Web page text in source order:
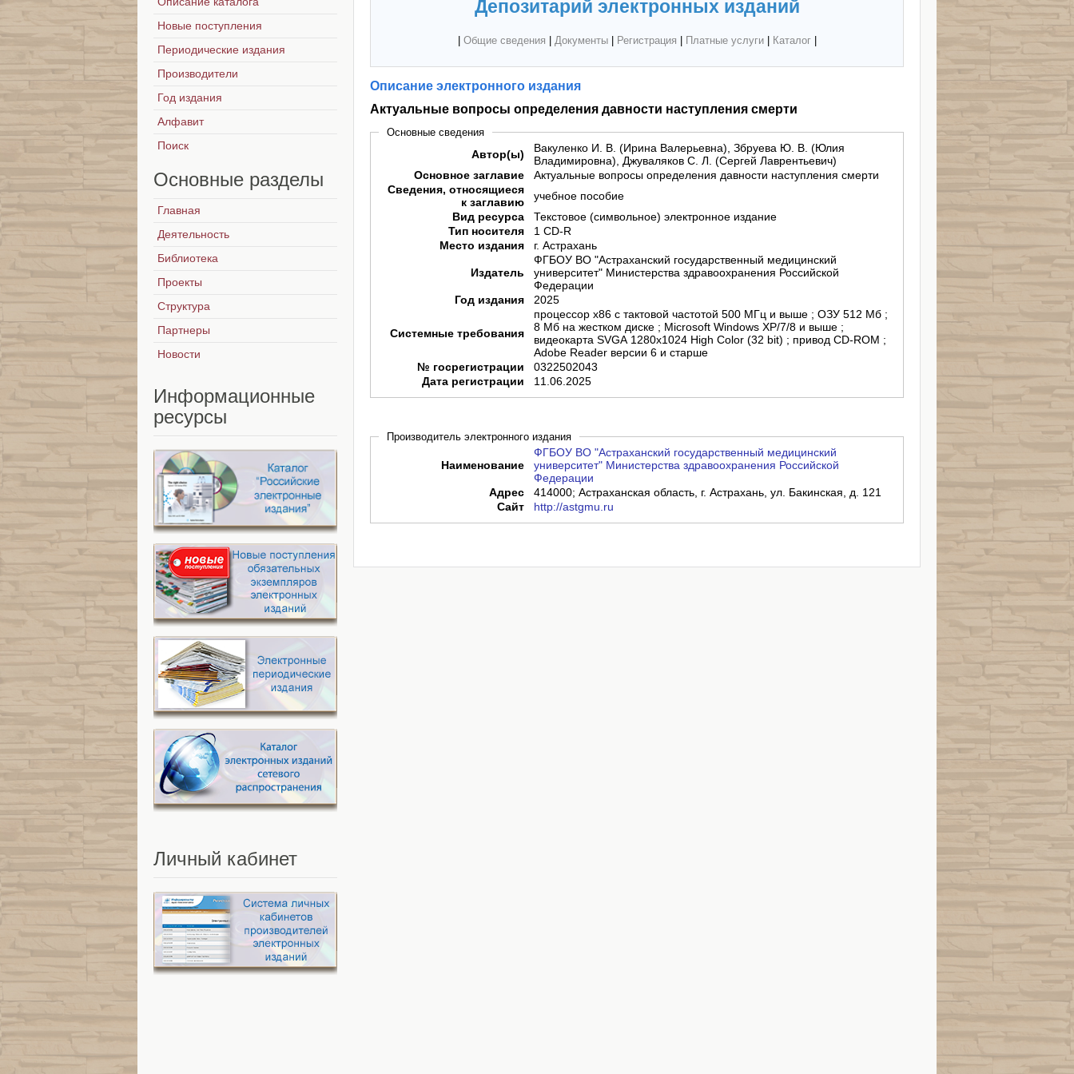
Депозитарий электронных изданий
Общие сведения Документы| Регистрация Платные услуги| Каталог|
Описание электронного издания
Актуальные вопросы определения давности наступления смерти
Основные сведения
Автор(ы)
Вакуленко И. В. (Ирина Валерьевна), Збруева Ю. В. (Юлия
Владимировна), Джуваляков С. Л. (Сергей Лаврентьевич)
Основное заглавие
Актуальные вопросы определения давности наступления смерти
Сведения, относящиеся
к заглавию
учебное пособие
Вид ресурса
Текстовое (символьное) электронное издание
Тип носителя
1 CD-R
Место издания
г. Астрахань
Издатель
ФГБОУ ВО "Астраханский государственный медицинский
университет" Министерства здравоохранения Российской
Федерации
Год издания
2025
Системные требования
процессор x86 c тактовой частотой 500 МГц и выше ; ОЗУ 512 Мб ;
8 Мб на жестком диске ; Microsoft Windows XP/7/8 и выше ;
видеокарта SVGA 1280х1024 High Color (32 bit) ; привод CD-ROM ;
Adobe Reader версии 6 и старше
№ госрегистрации
0322502043
Дата регистрации
11.06.2025
Производитель электронного издания
Наименование
ФГБОУ ВО "Астраханский государственный медицинский
университет" Министерства здравоохранения Российской
Федерации
Адрес
414000; Астраханская область, г. Астрахань, ул. Бакинская, д. 121
Сайт
http://astgmu.ru
Новые поступления
Периодические издания
Производители
Год издания
Алфавит
Поиск
Основные разделы
Главная
Деятельность
Библиотека
Проекты
Структура
Партнеры
Новости
Информационные
ресурсы
Личный кабинет